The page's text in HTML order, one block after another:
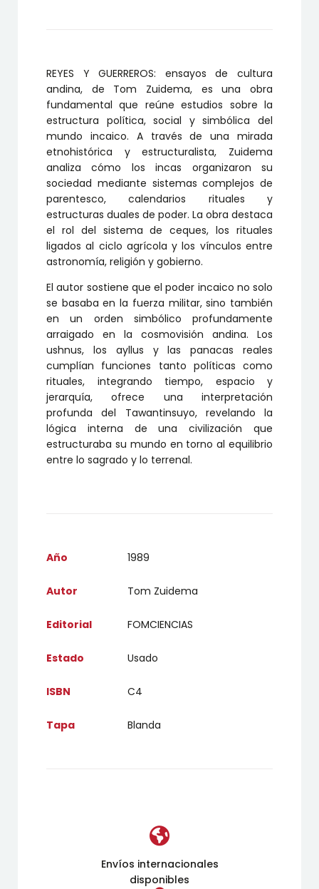
REYES Y GUERREROS: ensayos de cultura
andina, de Tom Zuidema, es una obra
fundamental que reúne estudios sobre la
estructura política, social y simbólica del
mundo incaico. A través de una mirada
etnohistórica y estructuralista, Zuidema
analiza cómo los incas organizaron su
sociedad mediante sistemas complejos de
parentesco, calendarios rituales y
estructuras duales de poder. La obra destaca
el rol del sistema de ceques, los rituales
ligados al ciclo agrícola y los vínculos entre
astronomía, religión y gobierno.
El autor sostiene que el poder incaico no solo
se basaba en la fuerza militar, sino también
en un orden simbólico profundamente
arraigado en la cosmovisión andina. Los
ushnus, los ayllus y las panacas reales
cumplían funciones tanto políticas como
rituales, integrando tiempo, espacio y
jerarquía, ofrece una interpretación
profunda del Tawantinsuyo, revelando la
lógica interna de una civilización que
estructuraba su mundo en torno al equilibrio
entre lo sagrado y lo terrenal.
Año 1989
Autor Tom Zuidema
Editorial FOMCIENCIAS
Estado Usado
ISBN C4
Tapa Blanda
Envíos internacionales
disponibles